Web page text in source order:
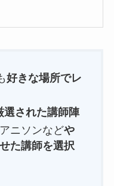
好きな場所でレ
選された講師陣
ニソンなどや
た講師を選択